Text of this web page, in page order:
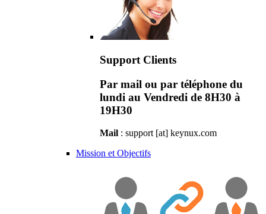
Support Clients
Par mail ou par téléphone du
lundi au Vendredi de 8H30 à
19H30
Mail : support [at] keynux.com
Mission et Objectifs